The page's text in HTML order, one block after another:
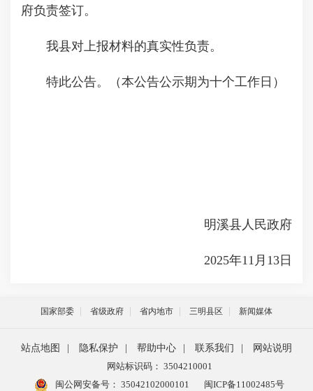
府负责签订。
我县对上报材料的真实性负责。
特此公告。（本公告公示期为十个工作日）
明溪县人民政府
2025年11月13日
国家部委 省级政府 省内地市 三明县区 新闻媒体
站点地图 隐私保护 帮助中心 联系我们
网站说明
网站标识码： 3504210001
闽公网安备号： 35042102000101 闽ICP备11002485号